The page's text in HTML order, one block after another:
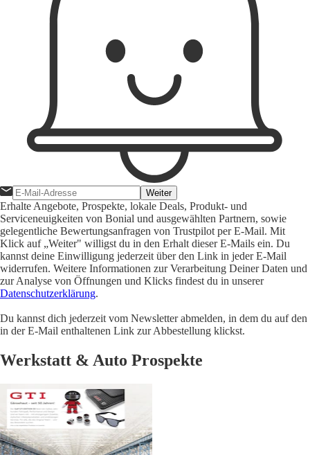
Weiter
Erhalte Angebote, Prospekte, lokale Deals, Produkt- und
Serviceneuigkeiten von Bonial und ausgewählten Partnern, sowie
gelegentliche Bewertungsanfragen von Trustpilot per E-Mail. Mit
Klick auf „Weiter" willigst du in den Erhalt dieser E-Mails ein. Du
kannst deine Einwilligung jederzeit über den Link in jeder E-Mail
widerrufen. Weitere Informationen zur Verarbeitung Deiner Daten und
zur Analyse von Öffnungen und Klicks findest du in unserer
Datenschutzerklärung.
Du kannst dich jederzeit vom Newsletter abmelden, in dem du auf den
in der E-Mail enthaltenen Link zur Abbestellung klickst.
Werkstatt & Auto Prospekte